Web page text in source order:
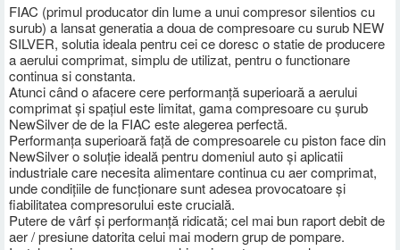
FIAC (primul producator din lume a unui compresor silentios cu
surub) a lansat generatia a doua de compresoare cu surub NEW
SILVER, solutia ideala pentru cei ce doresc o statie de producere
a aerului comprimat, simplu de utilizat, pentru o functionare
continua si constanta.
Atunci când o afacere cere performanță superioară a aerului
comprimat și spațiul este limitat, gama compresoare cu șurub
NewSilver de de la FIAC este alegerea perfectă.
Performanța superioară față de compresoarele cu piston face din
NewSilver o soluție ideală pentru domeniul auto și aplicatii
industriale care necesita alimentare continua cu aer comprimat,
unde condițiile de funcționare sunt adesea provocatoare și
fiabilitatea compresorului este crucială.
Putere de vârf și performanță ridicată; cel mai bun raport debit de
aer / presiune datorita celui mai modern grup de pompare.